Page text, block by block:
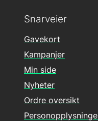
Snarveier
Gavekort
Kampanjer
Min side
Nyheter
Ordre oversikt